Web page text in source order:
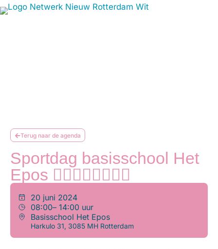
Terug naar de agenda
Sportdag basisschool Het
Epos 🤸‍♂️⛹🏾‍♂️🤹🏿‍♂️
20 juni 2024
08:00– 14:00 uur
Basisschool Het Epos
Harkulo 31, 3085 MH Rotterdam